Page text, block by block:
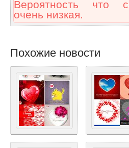
Вероятность что
очень низкая.
Похожие новости